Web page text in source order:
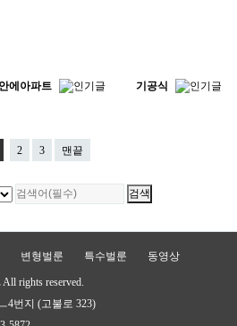
에아파트 기공식
2 3 맨끝
변형벌룬 특수벌룬 동영상
All rights reserved.
4번지 (고불로 323)